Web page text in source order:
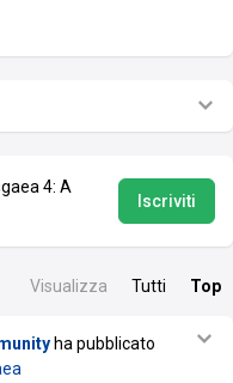
4: A
Iscriviti
Visualizza Tutti Top
ha pubblicato